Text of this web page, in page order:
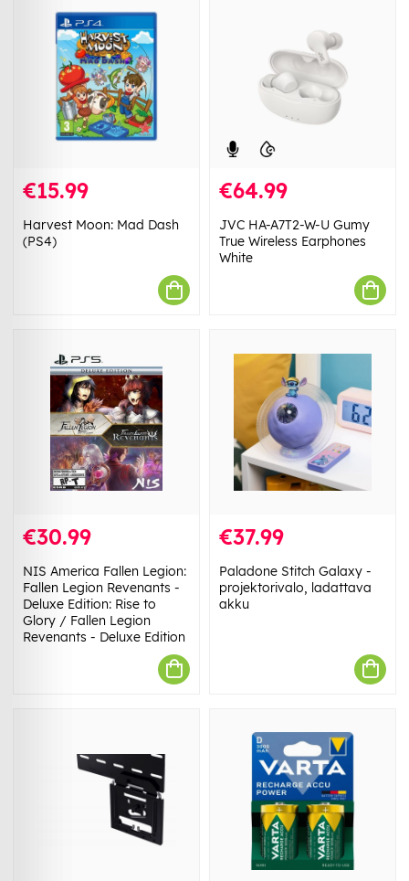
€15.99
Harvest Moon: Mad Dash
(PS4)
€64.99
JVC HA-A7T2-W-U Gumy
True Wireless Earphones
White
€30.99
NIS America Fallen Legion:
Fallen Legion Revenants -
Deluxe Edition: Rise to
Glory / Fallen Legion
Revenants - Deluxe Edition
€37.99
Paladone Stitch Galaxy -
projektorivalo, ladattava
akku